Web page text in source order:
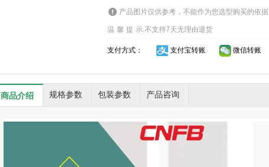
产品图片仅供参考，不能作为您选型购买的依据
温馨提示.不支持7天无理由退货
支付方式： 支付宝转账 微信转账
商品介绍 规格参数 包装参数 产品咨询